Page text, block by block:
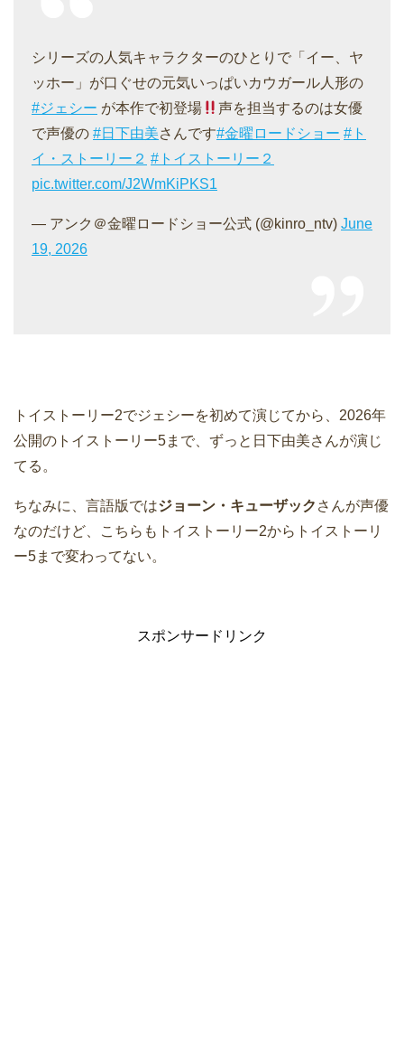
シリーズの人気キャラクターのひとりで「イー、ヤ
ッホー」が口ぐせの元気いっぱいカウガール人形の
#ジェシー が本作で初登場
声を担当するのは女優
で声優の #日下由美️さんです#金曜ロードショー #ト
イ・ストーリー２ #トイストーリー２
pic.twitter.com/J2WmKiPKS1
— アンク＠金曜ロードショー公式 (@kinro_ntv) June
19, 2026
トイストーリー2でジェシーを初めて演じてから、2026年
公開のトイストーリー5まで、ずっと日下由美さんが演じ
てる。
ちなみに、言語版ではジョーン・キューザック さんが声優
なのだけど、こちらもトイストーリー2からトイストーリ
ー5まで変わってない。
スポンサードリンク